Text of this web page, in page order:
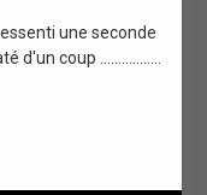
une seconde
coup .................